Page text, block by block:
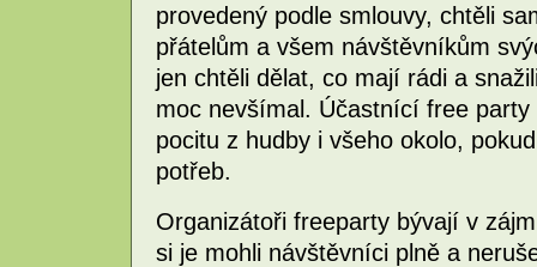
provedený podle smlouvy, chtěli
přátelům a všem návštěvníkům
jen chtěli dělat, co mají rádi a
moc nevšímal. Účastnící free
pocitu z hudby i všeho okolo,
potřeb.
Organizátoři freeparty bývají v
si je mohli návštěvníci plně a